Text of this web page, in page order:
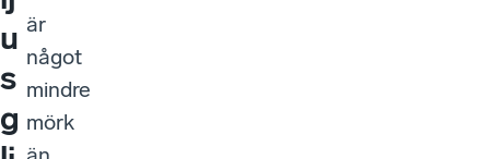
u
s
g
är
något
mindre
mörk